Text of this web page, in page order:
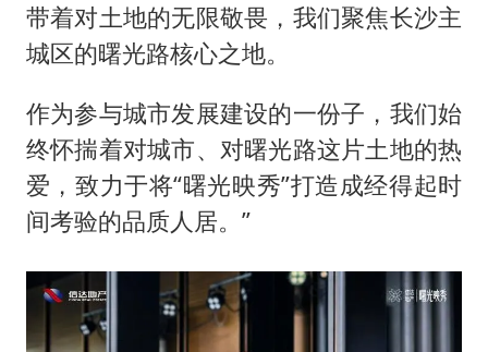
带着对土地的无限敬畏，我们聚焦长沙主
城区的曙光路核心之地。
作为参与城市发展建设的一份子，我们始
终怀揣着对城市、对曙光路这片土地的热
爱，致力于将“曙光映秀”打造成经得起时
间考验的品质人居。”